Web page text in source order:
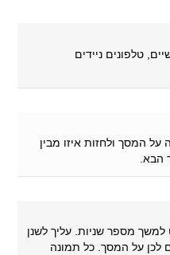
טלפונים ניידים
המסך ולחזות איזו מבין
הבא.
מספר שניות. עליך לשנן
לכן על המסך. כל תמונה